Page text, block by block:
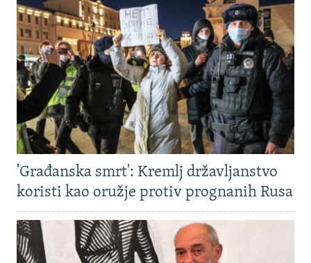
'Građanska smrt': Kremlj državljanstvo
koristi kao oružje protiv prognanih Rusa